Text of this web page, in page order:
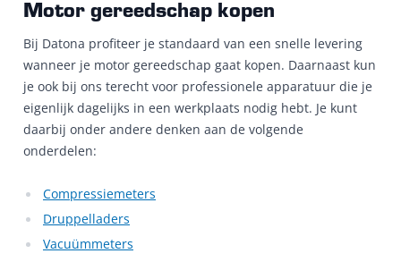
Motor gereedschap kopen
Bij Datona profiteer je standaard van een snelle levering
wanneer je motor gereedschap gaat kopen. Daarnaast kun
je ook bij ons terecht voor professionele apparatuur die je
eigenlijk dagelijks in een werkplaats nodig hebt. Je kunt
daarbij onder andere denken aan de volgende
onderdelen:
Compressiemeters
Druppelladers
Vacuümmeters